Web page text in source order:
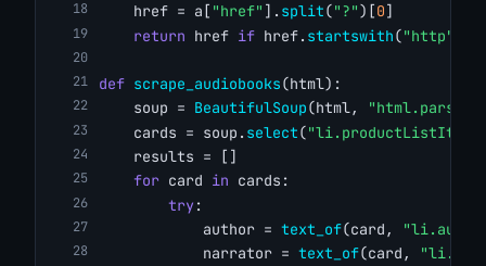
    href = a[
"href" ]. split("?")[0]
return href if href. startswith("http"
def scrape_audiobooks(html):
    soup =
BeautifulSoup(html, "html.parser"
    cards = soup.
select("li.productListItem"
    results = []
for card in cards:
try:
            author =
text_of(card,
            narrator =
text_of(card,